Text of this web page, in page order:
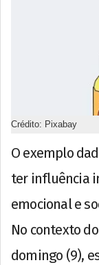
Crédito: Pixabay
O exemplo
ter influência
emocional e
No contexto
domingo (9),